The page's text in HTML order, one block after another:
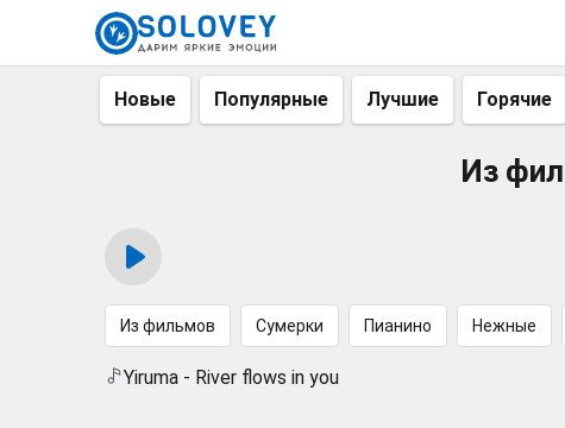
Новые Популярные Лучшие Горячие
Из
Из фильмов Сумерки Пианино Нежные
Yiruma - River flows in you